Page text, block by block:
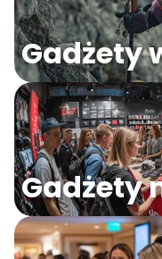
Gadżety
Gadżety